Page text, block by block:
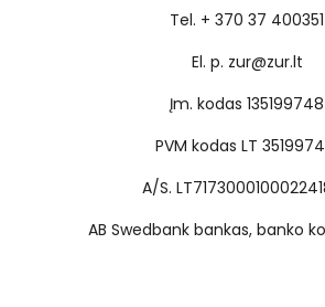
Tel. + 370 37 400351
El. p. zur@zur.lt
Įm. kodas 135199748
PVM kodas LT
A/S.
AB Swedbank bankas, banko